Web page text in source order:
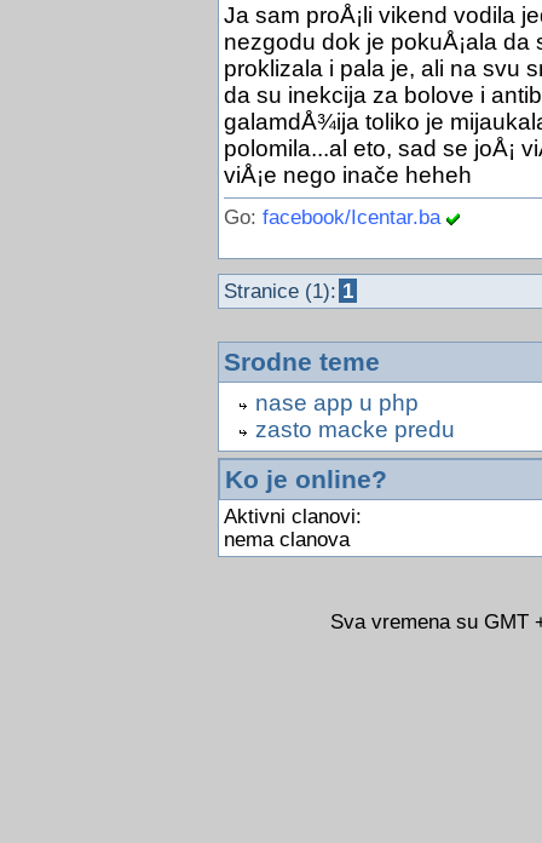
Ja sam proÅ¡li vikend vodila
nezgodu dok je pokuÅ¡ala
proklizala i pala je, ali na svu
da su inekcija za bolove i
galamdÅ¾ija toliko je
polomila...al eto, sad se joÅ¡
viÅ¡e nego inače heheh
Go: facebook/Icentar.ba
Stranice (1): 1
Srodne teme
nase app u php
zasto macke predu
Ko je online?
Aktivni clanovi:
nema clanova
Sva vremena su GMT